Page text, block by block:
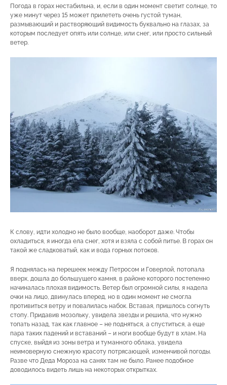
Погода в горах нестабильна, и, если в один момент светит солнце, то
уже минут через 15 может прилететь очень густой туман,
размывающий и растворяющий видимость буквально на глазах, за
которым последует опять или солнце, или снег, или просто сильный
ветер.
К слову, идти холодно не было вообще, наоборот даже. Чтобы
охладиться, я иногда ела снег, хотя и взяла с собой питье. В горах он
такой же сладковатый, как и вода горных потоков.
Я поднялась на перешеек между Петросом и Говерлой, потопала
вверх, дошла до большущего камня, в районе которого постепенно
начиналась плохая видимость. Ветер был огромной силы, я надела
очки на лицо, двинулась вперед, но в один момент не смогла
противиться ветру и повалилась набок. Вставая, пришлось согнуть
стопу. Придавив мозольку, увидела звезды и решила, что нужно
топать назад, так как главное – не подняться, а спуститься, а еще
пара таких падений и вставаний – и ноги вообще будут в хлам. На
спуске, выйдя из зоны ветра и туманного облака, увидела
неимоверную снежную красоту потрясающей, изменчивой погоды.
Разве что Деда Мороза на санях там не было. Ранее подобное
доводилось видеть лишь на некоторых открытках.